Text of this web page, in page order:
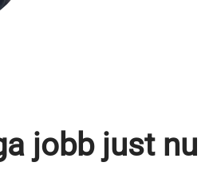
jobb just nu